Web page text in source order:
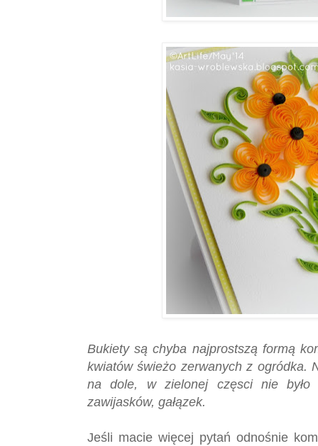
Bukiety są chyba najprostszą formą
kwiatów świeżo zerwanych z ogródka.
na dole, w zielonej częsci nie
zawijasków, gałązek.
Jeśli macie więcej pytań odnośnie